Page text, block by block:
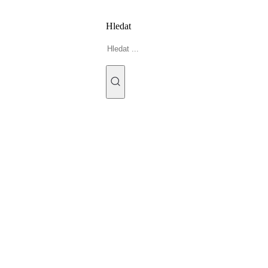
Hledat